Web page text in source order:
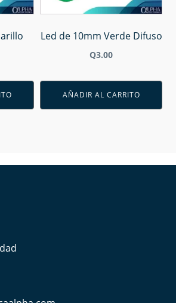
Led de 10mm Verde Difuso
Q3.00
AÑADIR AL CARRITO